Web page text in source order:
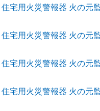
住宅用火災警報器 火の元
住宅用火災警報器 火の元
住宅用火災警報器 火の元
住宅用火災警報器 火の元